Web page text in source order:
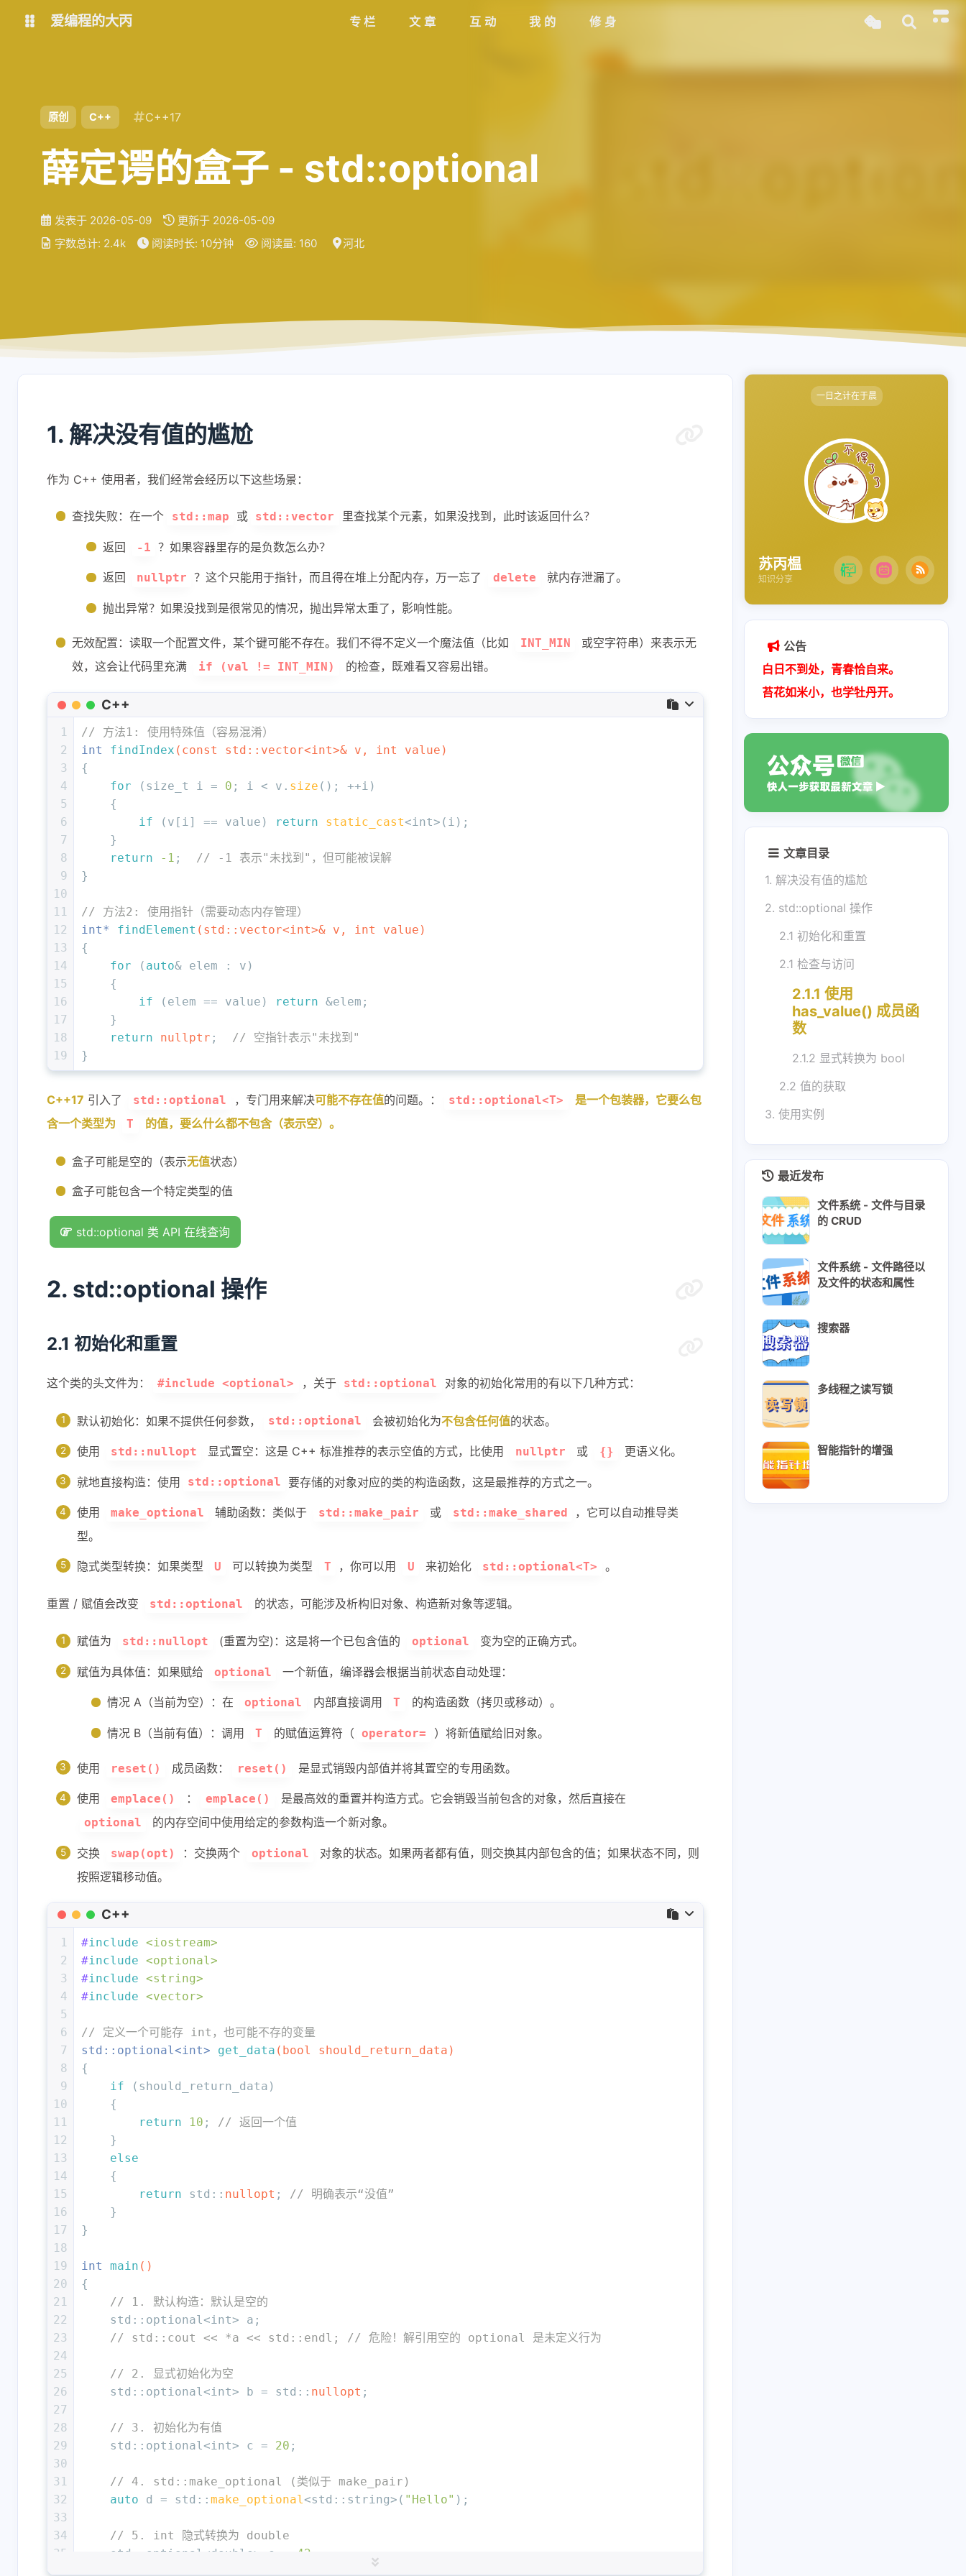
大丙课堂 微信公众号
QQ交流群 微信
了凡四训 俞静公遇灶神记
爱编程的大丙 专栏 文章 互动 我的 修身
互动
最新评论
正在加载中...
兴趣点
寻找你感兴趣的领域
Clion
gcc/g++2 gdb1 javascript
二叉树 哈希
算法
非对称加密
五月 2026
17篇
四月 2026
四月 2025
原创 C++ C++17
薛定谔的盒子 - std::optional
发表于 2026-05-09 更新于 2026-05-09
字数总计: 2.4k 阅读时长: 10分钟 阅读量: 160 河北
1. 解决没有值的尴尬
作为 C++ 使用者，我们经常会经历以下这些场景：
查找失败：在一个 std::map 或 std::vector 里查找某个元素，如果没找到，此时该返回什么？
返回 -1 ？如果容器里存的是负数怎么办？
返回 nullptr ？这个只能用于指针，而且得在堆上分配内存，万一忘了 delete 就内存泄漏了。
抛出异常？如果没找到是很常见的情况，抛出异常太重了，影响性能。
无效配置：读取一个配置文件，某个键可能不存在。我们不得不定义一个魔法值（比如 INT_MIN
或空字符串）来表示无
效，这会让代码里充满
if (val != INT_MIN) 的检查，既难看又容易出错。
C++
1
2
3
4
5
6
7
8
9
10
11
12
13
14
15
16
17
18
19
// 方法1: 使用特殊值（容易混淆）
int
findIndex ( const std::vector<int>& v, int
value)
{
for ( size_t i = 0 ; i < v. size (); ++i)
    {
if (v[i] == value) return static_cast<int>(i);
    }
return
-1 ; // -1 表示"未找到"，但可能被误解
}
// 方法2: 使用指针（需要动态内存管理）
int* findElement (std::vector<int>& v, int
value)
{
for ( auto& elem : v)
    {
if (elem == value) return &elem;
    }
return
nullptr ; // 空指针表示"未找到"
}
C++17 引入了 std::optional ，专门用来解决可能不存在值的问题。： std::optional<T>
是一个包装器，它要么包
含一个类型为
T 的值，要么什么都不包含（表示空）。
盒子可能是空的（表示无值状态）
盒子可能包含一个特定类型的值
std::optional 类 API 在线查询
2. std::optional 操作
2.1 初始化和重置
这个类的头文件为： #include <optional> ，关于 std::optional 对象的初始化常用的有以下几种方式：
默认初始化：如果不提供任何参数， std::optional 会被初始化为不包含任何值的状态。
使用 std::nullopt 显式置空：这是 C++ 标准推荐的表示空值的方式，比使用 nullptr 或 {} 更语义化。
就地直接构造：使用 std::optional 要存储的对象对应的类的构造函数，这是最推荐的方式之一。
使用 make_optional 辅助函数：类似于 std::make_pair 或 std::make_shared
，它可以自动推导类
型。
隐式类型转换：如果类型 U 可以转换为类型 T ，你可以用 U 来初始化 std::optional<T> 。
重置 / 赋值会改变 std::optional 的状态，可能涉及析构旧对象、构造新对象等逻辑。
赋值为 std::nullopt (重置为空)：这是将一个已包含值的 optional 变为空的正确方式。
赋值为具体值：如果赋给 optional 一个新值，编译器会根据当前状态自动处理：
情况 A（当前为空）：在 optional 内部直接调用 T 的构造函数（拷贝或移动）。
情况 B（当前有值）：调用 T 的赋值运算符（ operator= ）将新值赋给旧对象。
使用 reset() 成员函数： reset() 是显式销毁内部值并将其置空的专用函数。
使用 emplace() ： emplace() 是最高效的重置并构造方式。它会销毁当前包含的对象，然后直接在
optional 的内存空间中使用给定的参数构造一个新对象。
交换 swap(opt) ：交换两个 optional
对象的状态。如果两者都有值，则交换其内部包含的值；如果状态不同，则
按照逻辑移动值。
C++
1
2
3
4
5
6
7
8
9
10
11
12
13
14
15
16
17
18
19
20
21
22
23
24
25
26
27
28
29
30
31
32
33
34
35
#include <iostream>
#include <optional>
#include <string>
#include <vector>
// 定义一个可能存 int，也可能不存的变量
std::optional<int> get_data ( bool
should_return_data)
{
if (should_return_data)
    {
return
10 ;
// 返回一个值
    }
else
    {
return std:: nullopt ;
// 明确表示“没值”
    }
}
int main ()
{
// 1. 默认构造：默认是空的
    std::optional<
int> a;
// std::cout << *a << std::endl; // 危险！解引用空的 optional 是未定义行为
// 2. 显式初始化为空
    std::optional<
int> b = std:: nullopt ;
// 3. 初始化为有值
    std::optional<
int> c = 20 ;
// 4. std::make_optional (类似于 make_pair)
auto d = std:: make_optional <std::string>( "Hello" );
// 5. int 隐式转换为 double
    std::optional<
double> e = 42
一日之计在于晨
苏丙榅
知识分享
公告
白日不到处，青春恰自来。
苔花如米小，也学牡丹开。
文章目录
1. 解决没有值的尴尬
2. std::optional 操作
2.1 初始化和重置
2.1 检查与访问
2.1.1 使用
has_value() 成员函
数
2.1.2 显式转换为 bool
2.2 值的获取
3. 使用实例
最近发布
文件系统 - 文件与目录
的 CRUD
文件系统 - 文件路径以
及文件的状态和属性
搜索器
多线程之读写锁
智能指针的增强